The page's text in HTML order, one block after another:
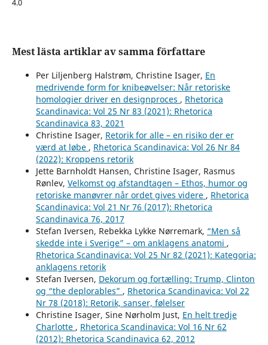
4.0
Mest lästa artiklar av samma författare
Per Liljenberg Halstrøm, Christine Isager, En
medrivende form for knibeøvelser: Når retoriske
homologier driver en designproces , Rhetorica
Scandinavica: Vol 25 Nr 83 (2021): Rhetorica
Scandinavica 83, 2021
Christine Isager, Retorik for alle – en risiko der er
værd at løbe , Rhetorica Scandinavica: Vol 26 Nr 84
(2022): Kroppens retorik
Jette Barnholdt Hansen, Christine Isager, Rasmus
Rønlev, Velkomst og afstandtagen – Ethos, humor og
retoriske manøvrer når ordet gives videre , Rhetorica
Scandinavica: Vol 21 Nr 76 (2017): Rhetorica
Scandinavica 76, 2017
Stefan Iversen, Rebekka Lykke Nørremark, “Men så
skedde inte i Sverige” – om anklagens anatomi ,
Rhetorica Scandinavica: Vol 25 Nr 82 (2021): Kategoria:
anklagens retorik
Stefan Iversen, Dekorum og fortælling: Trump, Clinton
og “the deplorables” , Rhetorica Scandinavica: Vol 22
Nr 78 (2018): Retorik, sanser, følelser
Christine Isager, Sine Nørholm Just, En helt tredje
Charlotte , Rhetorica Scandinavica: Vol 16 Nr 62
(2012): Rhetorica Scandinavica 62, 2012